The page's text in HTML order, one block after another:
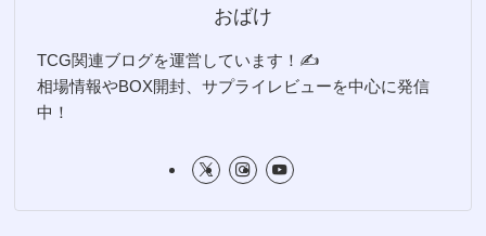
おばけ
TCG関連ブログを運営しています！✍️
相場情報やBOX開封、サプライレビューを中心に発信
中！